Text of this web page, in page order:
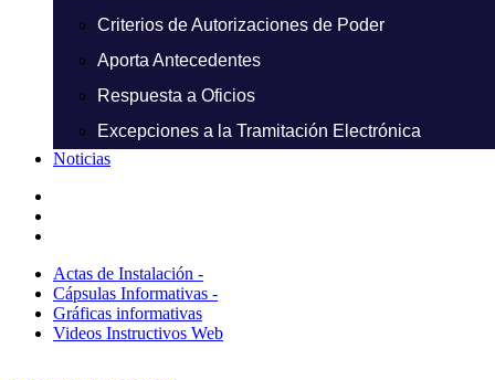
Criterios de Autorizaciones de Poder
Aporta Antecedentes
Respuesta a Oficios
Excepciones a la Tramitación Electrónica
Noticias
Actas de Instalación -
Cápsulas Informativas -
Gráficas informativas
Videos Instructivos Web